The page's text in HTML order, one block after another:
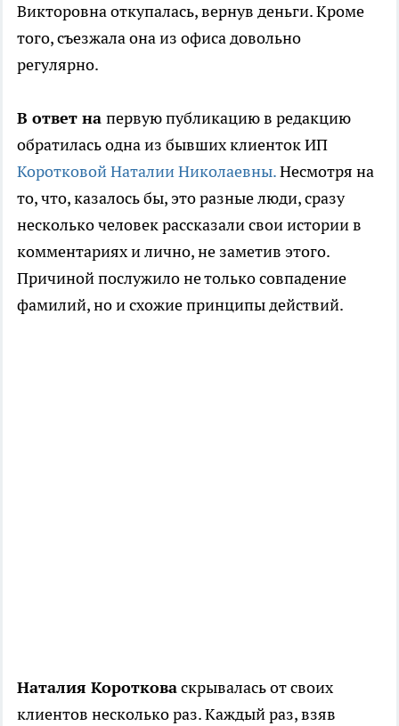
Викторовна откупалась, вернув деньги. Кроме
того, съезжала она из офиса довольно
регулярно.
В ответ на первую публикацию в редакцию
обратилась одна из бывших клиенток ИП
Коротковой Наталии Николаевны.Несмотря на
то, что, казалось бы, это разные люди, сразу
несколько человек рассказали свои истории в
комментариях и лично, не заметив этого.
Причиной послужило не только совпадение
фамилий, но и схожие принципы действий.
Наталия Коротковаскрывалась от своих
клиентов несколько раз. Каждый раз, взяв